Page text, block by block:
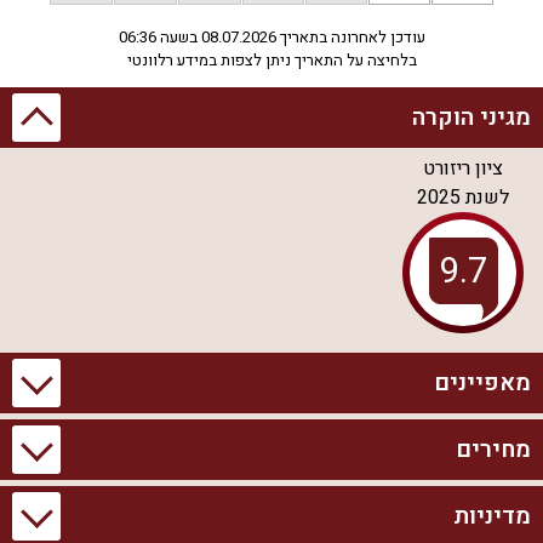
עודכן לאחרונה בתאריך 08.07.2026 בשעה 06:36
בלחיצה על התאריך ניתן לצפות במידע רלוונטי
מגיני הוקרה
ציון ריזורט
לשנת2025
מאפיינים
מידע כללי
3 יחידות אירוח
בריכת שחייה מחוממת
מחירים
מדיניות